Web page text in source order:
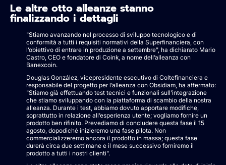
Le altre otto alleanze stanno
finalizzando i dettagli
"Stiamo avanzando nel processo di sviluppo tecnologico e di
conformità a tutti i requisiti normativi della Superfinanciera, con
l’obiettivo di entrare in produzione a settembre", ha dichiarato Mario
Castro, CEO e fondatore di Coink, a nome dell’alleanza con
Banexcoin.
Douglas González, vicepresidente esecutivo di Coltefinanciera e
responsabile del progetto per l’alleanza con Obsidiam, ha affermato:
"Stiamo già effettuando test tecnici e funzionali sull’integrazione
che stiamo sviluppando con la piattaforma di scambio della nostra
alleanza. Durante i test, abbiamo dovuto apportare modifiche,
soprattutto in relazione all’esperienza utente; vogliamo fornire un
prodotto ben rifinito. Prevediamo di concludere questa fase il 15
agosto, dopodiché inizieremo una fase pilota. Non
commercializzeremo ancora il prodotto in massa; questa fase
durerà circa due settimane e il mese successivo forniremo il
prodotto a tutti i nostri clienti".